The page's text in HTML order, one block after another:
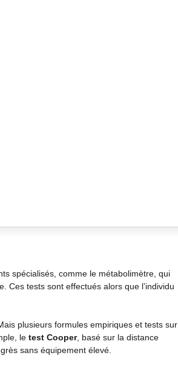
spécialisés, comme le métabolimètre, qui
Ces tests sont effectués alors que l’individu
plusieurs formules empiriques et tests sur
le test Cooper, basé sur la distance
sans équipement élevé.